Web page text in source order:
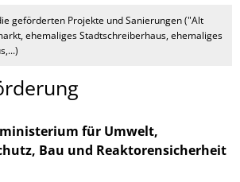
geförderten Projekte und Sanierungen ("Alt
ehemaliges Stadtschreiberhaus, ehemaliges
für Umwelt,
Bau und Reaktorensicherheit